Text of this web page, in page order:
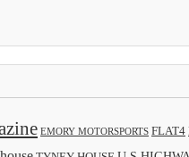
EMORY MOTORSPORTS FLAT4